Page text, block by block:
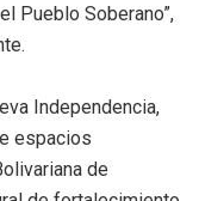
Pueblo Soberano”,
Independencia,
espacios
de